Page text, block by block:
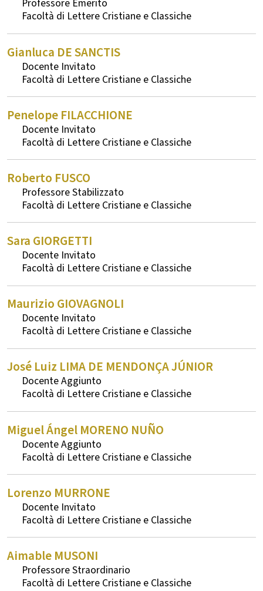
Professore Emerito
Lettere Cristiane e Classiche
Gianluca DE SANCTIS
Docente Invitato
Lettere Cristiane e Classiche
Penelope FILACCHIONE
Docente Invitato
Lettere Cristiane e Classiche
Roberto FUSCO
Professore Stabilizzato
Lettere Cristiane e Classiche
Sara GIORGETTI
Docente Invitato
Lettere Cristiane e Classiche
Maurizio GIOVAGNOLI
Docente Invitato
Lettere Cristiane e Classiche
José Luiz LIMA DE MENDONÇA JÚNIOR
Docente Aggiunto
Lettere Cristiane e Classiche
Miguel Ángel MORENO NUÑO
Docente Aggiunto
Lettere Cristiane e Classiche
Lorenzo MURRONE
Docente Invitato
Lettere Cristiane e Classiche
Aimable MUSONI
Professore Straordinario
Lettere Cristiane e Classiche